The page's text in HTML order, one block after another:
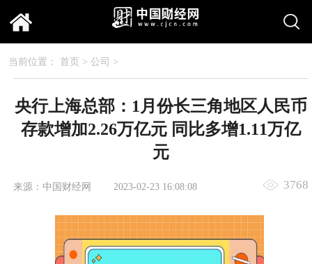
当前位置： 首页 > 公司 >
央行上海总部：1月份长三角地区人民币
存款增加2.26万亿元 同比多增1.11万亿
元
来源：中国财经网 2023-02-23 16:08:08 3768